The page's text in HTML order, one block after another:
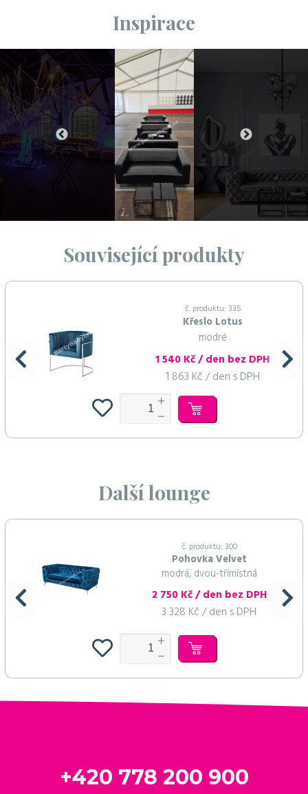
Inspirace
Související produkty
č. produktu: 335
Křeslo Lotus
modré
1 540 Kč / den bez DPH
1 863 Kč / den s DPH
Další lounge
č. produktu: 300
Pohovka Velvet
modrá, dvou-třímístná
2 750 Kč / den bez DPH
3 328 Kč / den s DPH
+420 778 200 900